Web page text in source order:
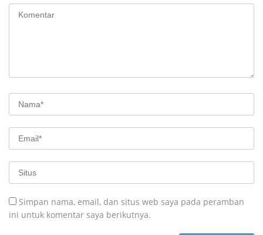
Simpan nama, email, dan situs web saya pada peramban
ini untuk komentar saya berikutnya.